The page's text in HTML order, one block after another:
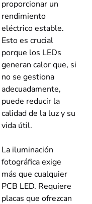
proporcionar un
rendimiento
eléctrico estable.
Esto es crucial
porque los LEDs
generan calor que, si
no se gestiona
adecuadamente,
puede reducir la
calidad de la luz y su
vida útil.
La iluminación
fotográfica exige
más que cualquier
PCB LED. Requiere
placas que ofrezcan